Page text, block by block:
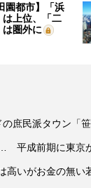
園都市】「浜
は上位、「二
圏外に
庶民派タウン「
平成前期に東京
いがお金の無い